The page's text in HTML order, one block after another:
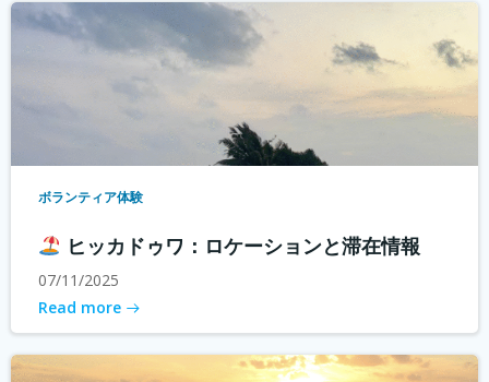
ボランティア体験
ヒッカドゥワ：ロケーションと滞在情報
07/11/2025
Read more